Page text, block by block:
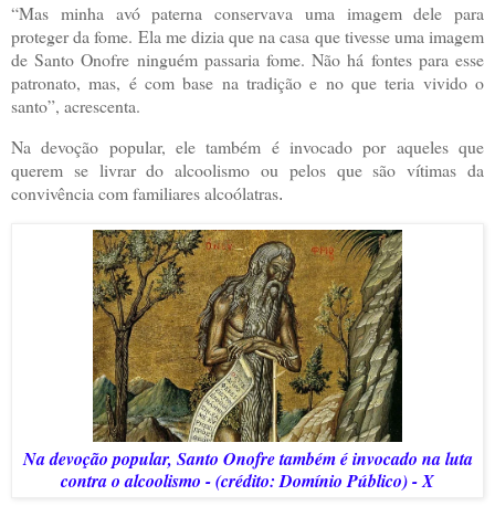
“Mas minha avó paterna conservava uma imagem dele para
proteger da fome. Ela me dizia que na casa que tivesse uma imagem
de Santo Onofre ninguém passaria fome. Não há fontes para esse
patronato, mas, é com base na tradição e no que teria vivido o
santo”, acrescenta.
Na devoção popular, ele também é invocado por aqueles que
querem se livrar do alcoolismo ou pelos que são vítimas da
convivência com familiares alcoólatras.
Na devoção popular, Santo Onofre também é invocado na luta
contra o alcoolismo - (crédito: Domínio Público) - X